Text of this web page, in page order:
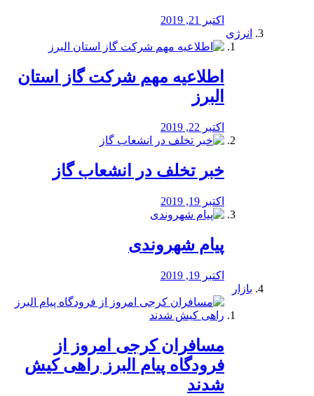
اکتبر 21, 2019
انرژی
️اطلاعیه مهم شرکت گاز استان
البرز
اکتبر 22, 2019
خبر تخلف در انشعاب گاز
اکتبر 19, 2019
پیام شهروندی
اکتبر 19, 2019
بازار
مسافران کرجی امروز از
فرودگاه پیام البرز راهی کیش
شدند